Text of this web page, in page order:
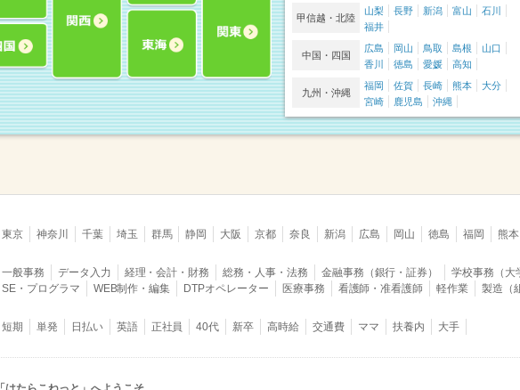
甲信越・北陸
山梨 長野 新潟 富山
石川
福井
中国・四国
広島 岡山 鳥取 島根
山口
香川
徳島 愛媛 高知
九州・沖縄
福岡 佐賀 長崎 熊本
大分
宮崎
鹿児島 沖縄
東京 神奈川 千葉 埼玉 群馬 静岡 大阪 京都 奈良 新潟 広島 岡山 徳島 福岡 熊本
一般事務 データ入力 経理・会計・財務 総務・人事・法務 金融事務（銀行・証券） 学校事務（大
SE・プログラマ
WEB制作・編集 DTPオペレーター 医療事務 看護師・准看護師 軽作業 製造（
短期 単発 日払い 英語 正社員 40代 新卒 高時給 交通費 ママ 扶養内 大手